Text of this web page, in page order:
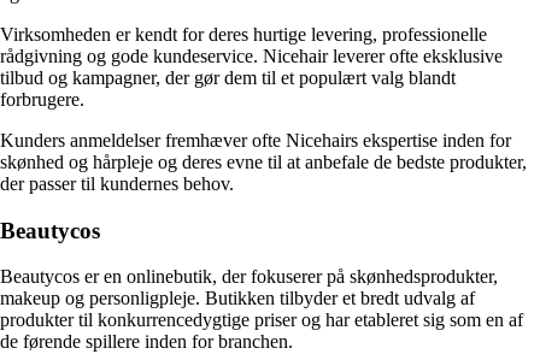
Virksomheden er kendt for deres hurtige levering, professionelle
rådgivning og gode kundeservice. Nicehair leverer ofte eksklusive
tilbud og kampagner, der gør dem til et populært valg blandt
forbrugere.
Kunders anmeldelser fremhæver ofte Nicehairs ekspertise inden for
skønhed og hårpleje og deres evne til at anbefale de bedste produkter,
der passer til kundernes behov.
Beautycos
Beautycos er en onlinebutik, der fokuserer på skønhedsprodukter,
makeup og personligpleje. Butikken tilbyder et bredt udvalg af
produkter til konkurrencedygtige priser og har etableret sig som en af
de førende spillere inden for branchen.